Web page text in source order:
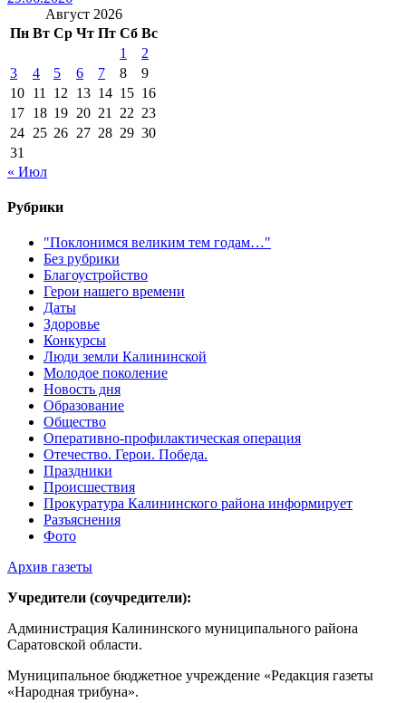
Август 2026
Пн Вт Ср Чт Пт Сб Вс
1
2
3
4 5 6 7 8
9
10 11 12 13 14 15 16
17 18 19 20 21 22 23
24 25 26 27 28 29 30
31
« Июл
Рубрики
"Поклонимся великим тем годам…"
Без рубрики
Благоустройство
Герои нашего времени
Даты
Здоровье
Конкурсы
Люди земли Калининской
Молодое поколение
Новость дня
Образование
Общество
Оперативно-профилактическая операция
Отечество. Герои. Победа.
Праздники
Происшествия
Прокуратура Калининского района информирует
Разъяснения
Фото
Архив газеты
Учредители (соучредители):
Администрация Калининского муниципального района
Саратовской области.
Муниципальное бюджетное учреждение «Редакция газеты
«Народная трибуна».